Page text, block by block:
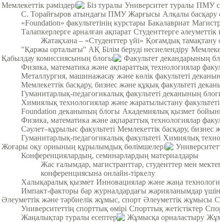
Мемлекеттік рәміздері
Біз туралы Университет туралы ПМУ
С. Торайғыров атындағы ПМУ Жарғысы Алқалы басқару
«Foundation» факультетінің курстары Бакалавриат
Талапкерлерге арналған ақпарат Студенттерге әлеуметтік
Жатақхана – «Студенттер үйі» Қоғамдық тамақтану
"Қаржы орталығы" АҚ Білім беруді несиелендіру
Қабылдау комиссиясының блогы
Факультет декандарының
Физика, математика және ақпараттық технологиялар
Металлургия, машинажасау және көлік факультеті
Мемлекеттік басқару, бизнес және құқық факультеті
Гуманитарлық-педагогикалық факультеті деканының
Химиялық технологиялар және жаратылыстану
Foundation деканының блогы Академиялық қызмет
Физика, математика және ақпараттық технологиялар
Cәулет–құрылыс факультеті Мемлекеттік басқару, бизнес
Гуманитарлық-педагогикалық факультеті Химиялық
Жоғары оқу орнының құрылымдық бөлімшелері
Конференциялардың, семинарлардың материалдары
Жас ғалымдар, магистранттар, студенттер мен
конференциясына онлайн-тіркелу
Халықаралық қызмет Инновациялар және жаңа
Импакт-факторы бар журналдардағы жарияланымдар үшін
Әлеуметтік және тәрбиелік жұмыс, спорт Әлеуметтік жұмысы
Университеттің спорттық өмірі Спорттық жетістіктер
Жаңалықтар туралы есептер
Жұмысқа орналастыру